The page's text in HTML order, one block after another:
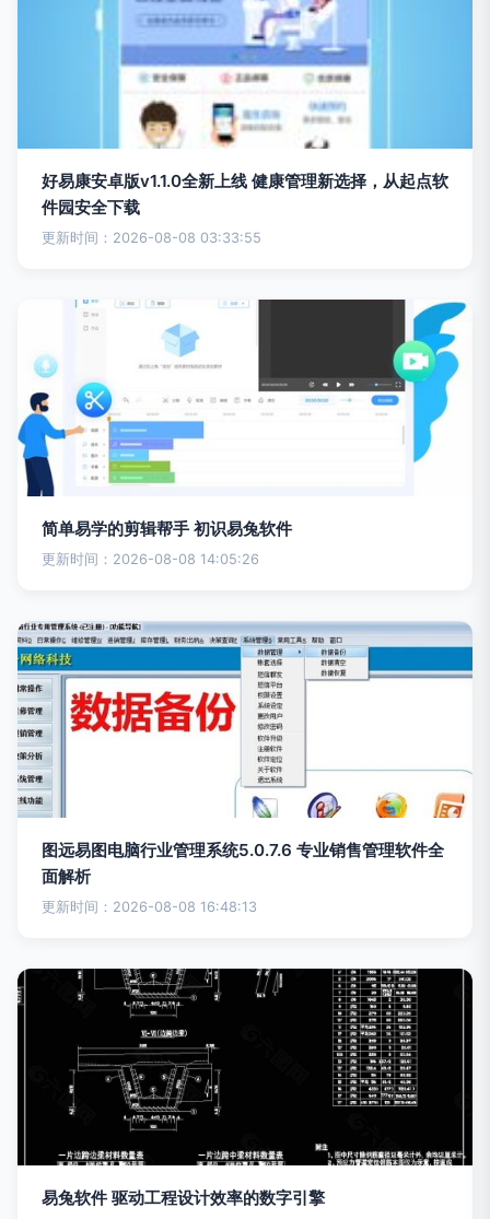
好易康安卓版v1.1.0全新上线 健康管理新选择，从起点软
件园安全下载
更新时间：2026-08-08 03:33:55
简单易学的剪辑帮手 初识易兔软件
更新时间：2026-08-08 14:05:26
图远易图电脑行业管理系统5.0.7.6 专业销售管理软件全
面解析
更新时间：2026-08-08 16:48:13
易兔软件 驱动工程设计效率的数字引擎